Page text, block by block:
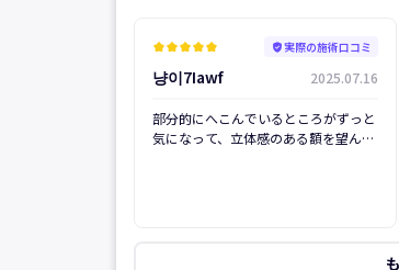
kid_starkid_starkid_starkid_starkid_star verified_user実際の施術口コミ
냥이7Iawf 2025.07.16
後 前
部分的にへこんでいるところがずっと
気になって、立体感のある額を望んで